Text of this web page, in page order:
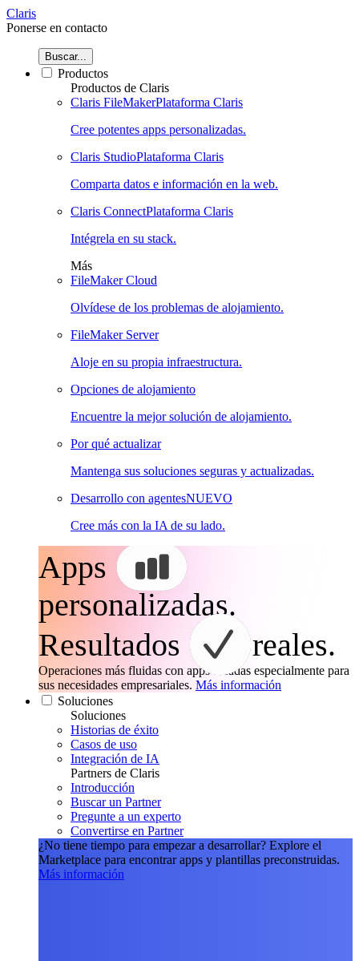
Claris
Ponerse en contacto
Buscar...
Productos
Productos de Claris
Claris FileMakerPlataforma Claris
Cree potentes apps personalizadas.
Claris StudioPlataforma Claris
Comparta datos e información en la web.
Claris ConnectPlataforma Claris
Intégrela en su stack.
Más
FileMaker Cloud
Olvídese de los problemas de alojamiento.
FileMaker Server
Aloje en su propia infraestructura.
Opciones de alojamiento
Encuentre la mejor solución de alojamiento.
Por qué actualizar
Mantenga sus soluciones seguras y actualizadas.
Desarrollo con agentesNUEVO
Cree más con la IA de su lado.
Apps
personalizadas.
Resultados
reales.
Operaciones más fluidas con apps creadas especialmente para
sus necesidades empresariales. Más información
Soluciones
Soluciones
Historias de éxito
Casos de uso
Integración de IA
Partners de Claris
Introducción
Buscar un Partner
Pregunte a un experto
Convertirse en Partner
¿No tiene tiempo para empezar a desarrollar? Explore el
Marketplace para encontrar apps y plantillas preconstruidas.
Más información